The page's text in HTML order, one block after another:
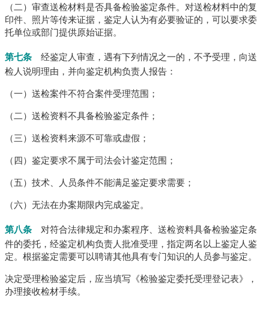
（二）审查送检材料是否具备检验鉴定条件。 对送检材料中的复
印件、照片等传来证据，鉴定人认为有必要验证的，可以要求委
托单位或部门提供原始证据。
第七条 经鉴定人审查，遇有下列情况之一的，不予受理，向送
检人说明理由，并向鉴定机构负责人报告：
（一）送检案件不符合案件受理范围；
（二）送检资料不具备检验鉴定条件；
（三）送检资料来源不可靠或虚假；
（四）鉴定要求不属于司法会计鉴定范围；
（五）技术、人员条件不能满足鉴定要求需要；
（六）无法在办案期限内完成鉴定。
第八条 对符合法律规定和办案程序、送检资料具备检验鉴定条
件的委托，经鉴定机构负责人批准受理，指定两名以上鉴定人鉴
定。 根据鉴定需要可以聘请其他具有专门知识的人员参与鉴定。
决定受理检验鉴定后，应当填写《检验鉴定委托受理登记表》，
办理接收检材手续。